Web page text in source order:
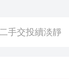
樓】新盤PARK SILICON二期收1200票超購18倍 最快48小時內加推 二手交投續淡靜